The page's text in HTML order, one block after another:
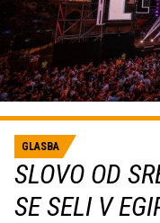
GLASBA
SLOVO OD
SE SELI V